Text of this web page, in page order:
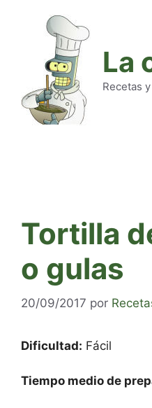
La
Recetas
Tortilla
o gulas
20/09/2017 por
Dificultad: Fácil
Tiempo medio de